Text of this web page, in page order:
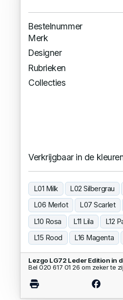
Bestelnummer
Merk
Designer
Rubrieken
Collecties
Verkrijgbaar in de
L01 Milk L02 Silbergrau
L06 Merlot
L07 Scarlet
L10 Rosa
L11 Lila L12
L15 Rood
L16 Magenta
Lezgo LG72 Leder Edition in
Bel 020 617 01 26 om zeker te